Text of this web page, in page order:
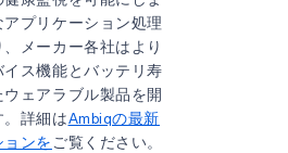
プリケーション処理
メーカー各社はより
ス機能とバッテリ寿
ェアラブル製品を開
詳細はAmbiqの最新
ョンを ご覧ください。